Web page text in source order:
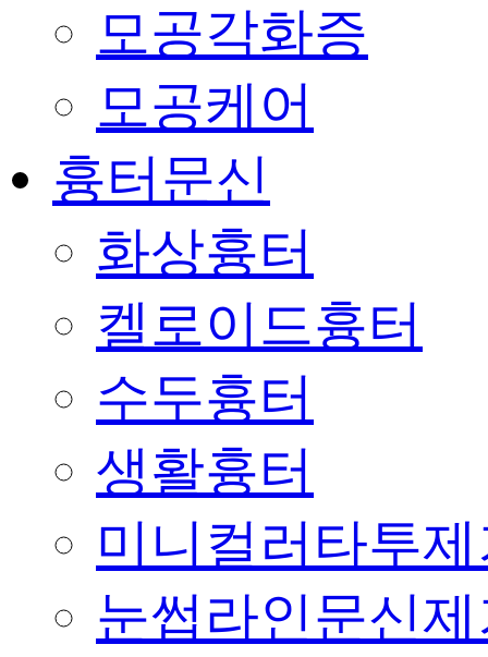
모공각화증
모공케어
흉터문신
화상흉터
켈로이드흉터
수두흉터
생활흉터
미니컬러타투
눈썹라인문신